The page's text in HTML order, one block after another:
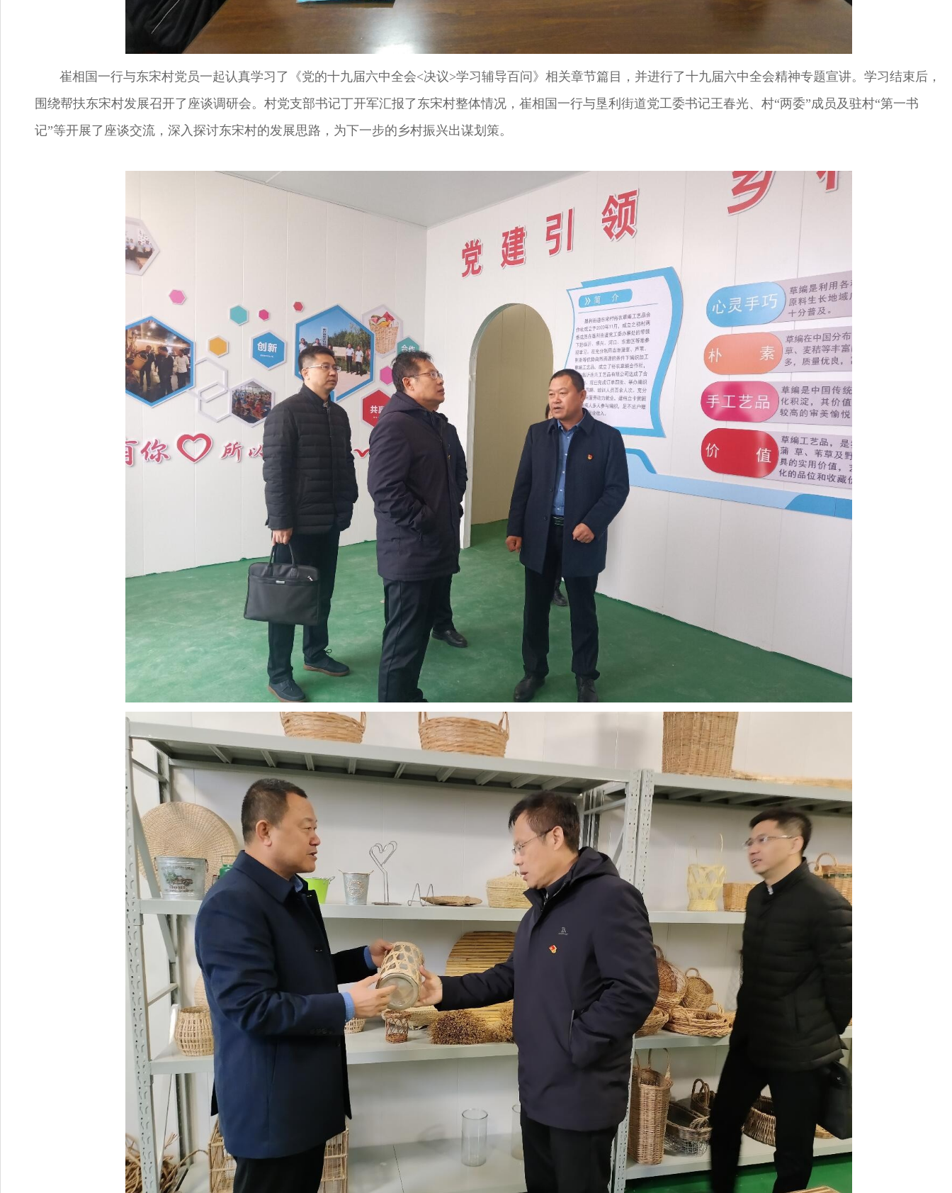
崔相国一行与东宋村党员一起认真学习了《党的十九届六中全会<决议>学习辅导百问》相关章节篇目，并进行了十九届六中全会精神专题宣讲。学习结束后，
围绕帮扶东宋村发展召开了座谈调研会。村党支部书记丁开军汇报了东宋村整体情况，崔相国一行与垦利街道党工委书记王春光、村“两委”成员及驻村“第一书
记”等开展了座谈交流，深入探讨东宋村的发展思路，为下一步的乡村振兴出谋划策。